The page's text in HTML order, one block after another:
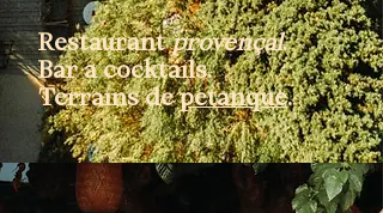
Restaurantprovençal.
Bar à cocktails.
Terrains depétanque.